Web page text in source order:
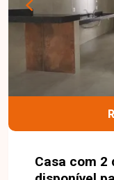
contato para
visita para
Casa com 2